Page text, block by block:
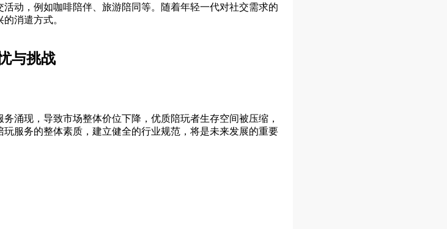
动，例如咖啡陪伴、旅游陪同等。随着年轻一代对社交需求的
消遣方式。
与挑战
涌现，导致市场整体价位下降，优质陪玩者生存空间被压缩，
服务的整体素质，建立健全的行业规范，将是未来发展的重要